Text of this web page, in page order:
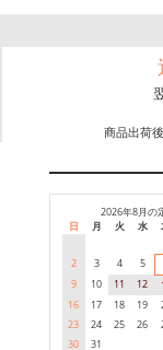
商品出荷
2026年8月の
日
月 火 水
2
3 4 5
9
10 11 12
16
17 18 19
23
24 25 26
30
31